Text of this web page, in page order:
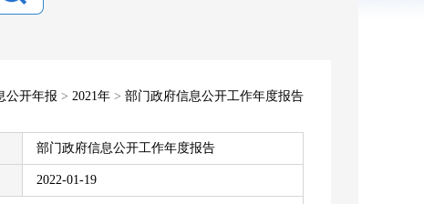
公开年报 > 2021年 > 部门政府信息公开工作年度报告
部门政府信息公开工作年度报告
2022-01-19